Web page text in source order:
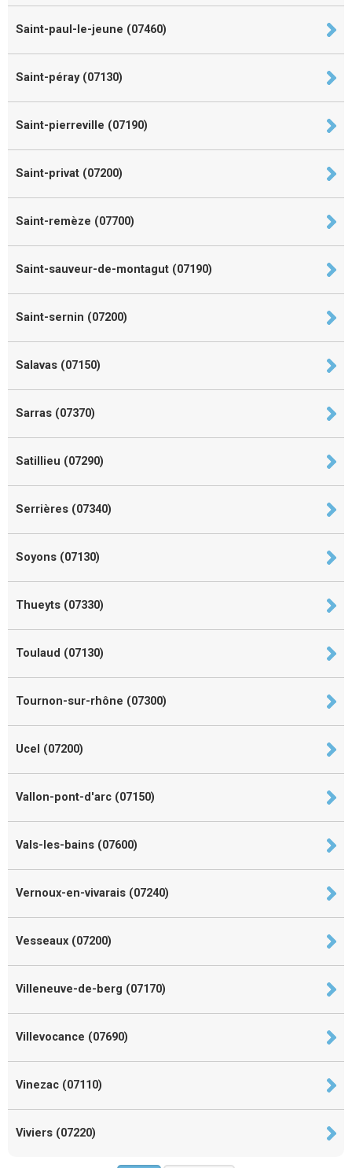
Saint-paul-le-jeune (07460)
Saint-péray (07130)
Saint-pierreville (07190)
Saint-privat (07200)
Saint-remèze (07700)
Saint-sauveur-de-montagut (07190)
Saint-sernin (07200)
Salavas (07150)
Sarras (07370)
Satillieu (07290)
Serrières (07340)
Soyons (07130)
Thueyts (07330)
Toulaud (07130)
Tournon-sur-rhône (07300)
Ucel (07200)
Vallon-pont-d'arc (07150)
Vals-les-bains (07600)
Vernoux-en-vivarais (07240)
Vesseaux (07200)
Villeneuve-de-berg (07170)
Villevocance (07690)
Vinezac (07110)
Viviers (07220)